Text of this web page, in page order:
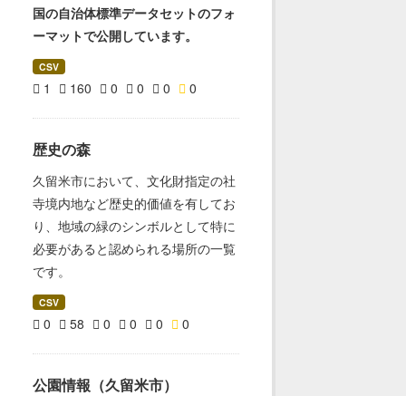
国の自治体標準データセットのフォ
ーマットで公開しています。
CSV
1 160 0 0 0 0
歴史の森
久留米市において、文化財指定の社
寺境内地など歴史的価値を有してお
り、地域の緑のシンボルとして特に
必要があると認められる場所の一覧
です。
CSV
0 58 0 0 0 0
公園情報（久留米市）